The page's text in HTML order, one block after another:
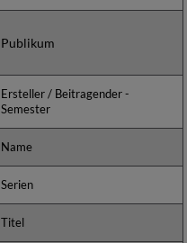
Publikum
Ersteller / Beitragender -
Semester
Name
Serien
Titel